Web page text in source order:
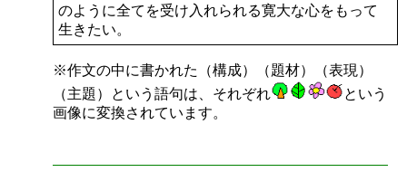
のように全てを受け入れられる寛大な心をもって
生きたい。
※作文の中に書かれた（構成）（題材）（表現）
（主題）という語句は、それぞれ
という
画像に変換されています。